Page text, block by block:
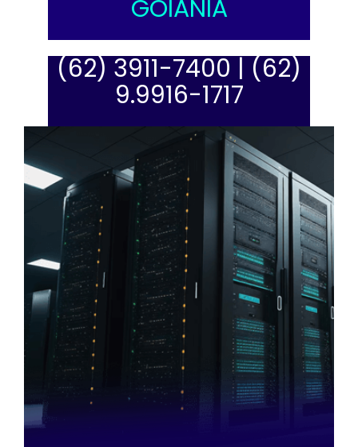
GOIANIA
(62) 3911-7400 | (62)
9.9916-1717